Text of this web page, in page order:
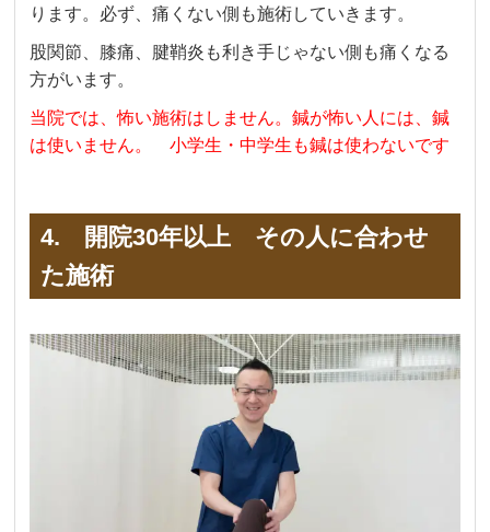
ります。必ず、痛くない側も施術していきます。
股関節、膝痛、腱鞘炎も利き手じゃない側も痛くなる
方がいます。
当院では、怖い施術はしません。鍼が怖い人には、鍼
は使いません。 小学生・中学生も鍼は使わないです
4. 開院30年以上 その人に合わせ
た施術